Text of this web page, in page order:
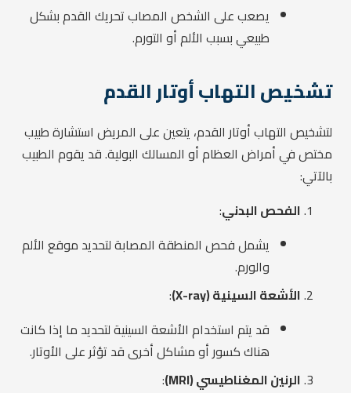
يصعب على الشخص المصاب تحريك القدم بشكل
طبيعي بسبب الألم أو التورم.
تشخيص التهاب أوتار القدم
لتشخيص التهاب أوتار القدم، يتعين على المريض استشارة طبيب
مختص في أمراض العظام أو المسالك البولية. قد يقوم الطبيب
بالآتي:
الفحص البدني:
يشمل فحص المنطقة المصابة لتحديد موقع الألم
والورم.
الأشعة السينية (X-ray)
:
قد يتم استخدام الأشعة السينية لتحديد ما إذا كانت
هناك كسور أو مشاكل أخرى قد تؤثر على الأوتار.
الرنين المغناطيسي (MRI)
: